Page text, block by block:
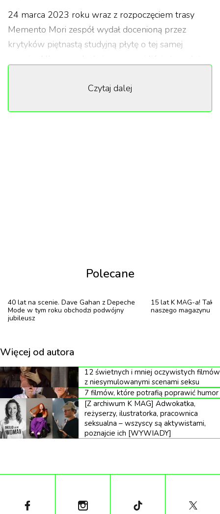
24 marca 2023 roku wraz z rozpoczęciem trasy
Memento Mori zespół wydał docenioną przez
krytyków piętnastą studyjną płytę o tej samej
nazwie. Album znalazł się na naszej liście
singiel, „Ghosts Again”, jako „hipnotyzujący”,
prezentując zarówno nowe kawałki, jak i dobrze
„Enjoy The Silence” na czele.
więc sugerujemy nie zwlekać. Do zdobycia na
stronieLiveNation.pl.
Czytaj dalej
Polecane
40 lat na scenie. Dave Gahan z Depeche
Mode w tym roku obchodzi podwójny
jubileusz
15 lat K MAG-a! Tak
naszego magazynu
Więcej od autora
12 świetnych i mniej oczywistych filmów
z niesymulowanymi scenami seksu
7 filmów, które potrafią poprawić humor
[Z archiwum K MAG] Adwokatka,
reżyserzy, ilustratorka, pracownica
seksualna – wszyscy są aktywistami,
poznajcie ich [WYWIADY]